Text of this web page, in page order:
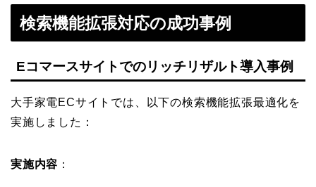
検索機能拡張対応の成功事例
Eコマースサイトでのリッチリザルト導入事例
大手家電ECサイトでは、以下の検索機能拡張最適化を
実施しました：
実施内容 ：